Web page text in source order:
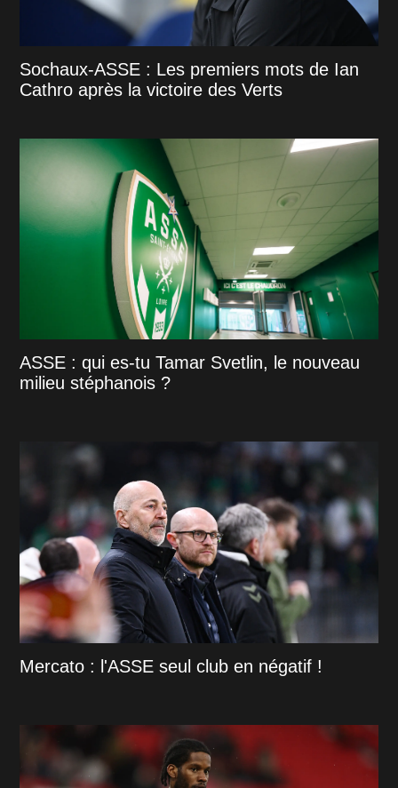
Sochaux-ASSE : Les premiers mots de Ian
Cathro après la victoire des Verts
ASSE : qui es-tu Tamar Svetlin, le nouveau
milieu stéphanois ?
Mercato : l'ASSE seul club en négatif !